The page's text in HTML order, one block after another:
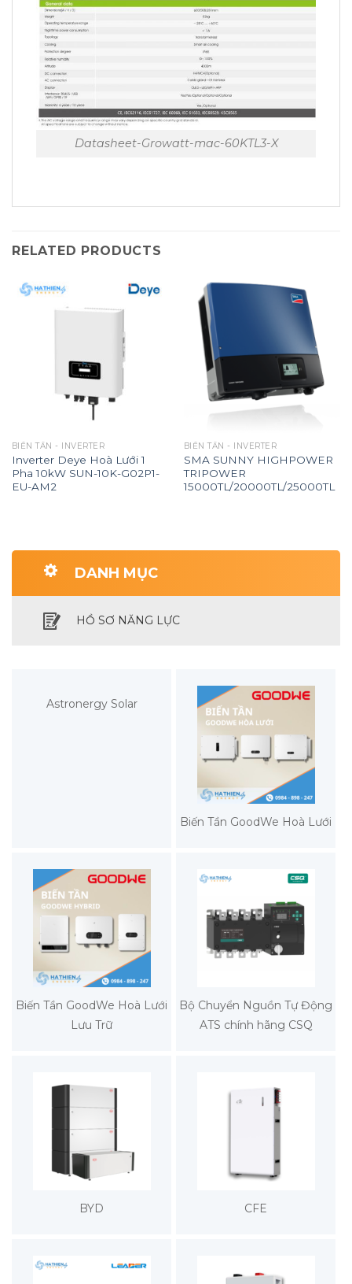
Datasheet-Growatt-mac-60KTL3-X
RELATED PRODUCTS
BIẾN TẦN - INVERTER
Inverter Deye Hoà Lưới 1
Pha 10kW SUN-10K-G02P1-
EU-AM2
BIẾN TẦN - INVERTER
SMA SUNNY HIGHPOWER
TRIPOWER
15000TL/20000TL/25000TL
DANH MỤC
HỒ SƠ NĂNG LỰC
Astronergy Solar
Biến Tần GoodWe Hoà Lưới
Biến Tần GoodWe Hoà Lưới
Lưu Trữ
Bộ Chuyển Nguồn Tự Động
ATS chính hãng CSQ
BYD CFE